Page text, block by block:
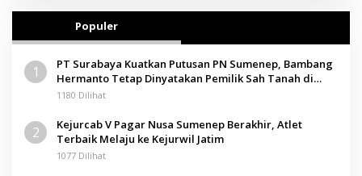
Populer
1
PT Surabaya Kuatkan Putusan PN Sumenep, Bambang
Hermanto Tetap Dinyatakan Pemilik Sah Tanah di
Pamolokan
1180 Dilihat
2
Kejurcab V Pagar Nusa Sumenep Berakhir, Atlet
Terbaik Melaju ke Kejurwil Jatim
1077 Dilihat